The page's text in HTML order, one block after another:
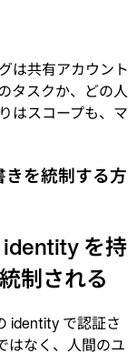
は共有アカウント
タスクか、どの人
はスコープも、マ
を統制する方
identity を持
制される
identity で認証さ
はなく、人間のユ